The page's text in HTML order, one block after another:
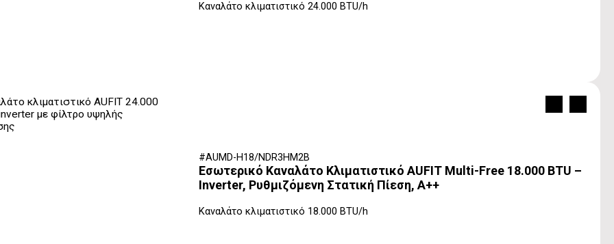
Καναλάτο κλιματιστικό 24.000 BTU/h
#AUMD-H18/NDR3HM2B
Εσωτερικό Καναλάτο Κλιματιστικό AUFIT Multi-Free 18.000 BTU –
Inverter, Ρυθμιζόμενη Στατική Πίεση, A++
Καναλάτο κλιματιστικό 18.000 BTU/h